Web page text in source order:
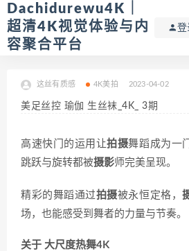
Dachidurewu4K｜
超清4K视觉体验与内
容聚合平台
登
这丝有质感 4K美拍 2023-04-02
美足丝控 瑜伽 生丝袜_4K_ 3期
高速快门的运用让拍摄舞蹈成为一
跳跃与旋转都被摄影师完美呈现。
精彩的舞蹈通过拍摄被永恒定格，
场，也能感受到舞者的力量与节奏。
关于 大尺度热舞4K